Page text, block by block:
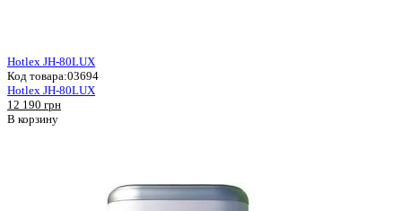
Hotlex JH-80LUX
Код товара:03694
Hotlex JH-80LUX
12 190 грн
В корзину